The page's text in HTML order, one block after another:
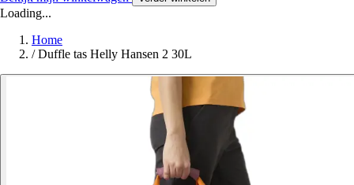
Loading...
Home
/ Duffle tas Helly Hansen 2 30L